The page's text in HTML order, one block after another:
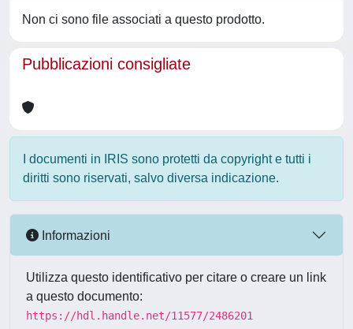
Non ci sono file associati a questo prodotto.
Pubblicazioni consigliate
I documenti in IRIS sono protetti da copyright e tutti i
diritti sono riservati, salvo diversa indicazione.
Informazioni
Utilizza questo identificativo per citare o creare un link
a questo documento:
https://hdl.handle.net/11577/2486201